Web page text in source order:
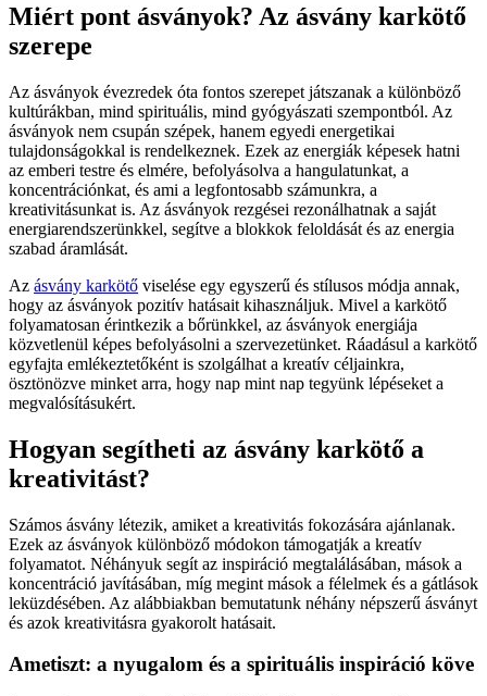
Miért pont ásványok? Az ásvány karkötő
szerepe
Az ásványok évezredek óta fontos szerepet játszanak a különböző
kultúrákban, mind spirituális, mind gyógyászati szempontból. Az
ásványok nem csupán szépek, hanem egyedi energetikai
tulajdonságokkal is rendelkeznek. Ezek az energiák képesek hatni
az emberi testre és elmére, befolyásolva a hangulatunkat, a
koncentrációnkat, és ami a legfontosabb számunkra, a
kreativitásunkat is. Az ásványok rezgései rezonálhatnak a saját
energiarendszerünkkel, segítve a blokkok feloldását és az energia
szabad áramlását.
Az ásvány karkötő viselése egy egyszerű és stílusos módja annak,
hogy az ásványok pozitív hatásait kihasználjuk. Mivel a karkötő
folyamatosan érintkezik a bőrünkkel, az ásványok energiája
közvetlenül képes befolyásolni a szervezetünket. Ráadásul a karkötő
egyfajta emlékeztetőként is szolgálhat a kreatív céljainkra,
ösztönözve minket arra, hogy nap mint nap tegyünk lépéseket a
megvalósításukért.
Hogyan segítheti az ásvány karkötő a
kreativitást?
Számos ásvány létezik, amiket a kreativitás fokozására ajánlanak.
Ezek az ásványok különböző módokon támogatják a kreatív
folyamatot. Néhányuk segít az inspiráció megtalálásában, mások a
koncentráció javításában, míg megint mások a félelmek és a gátlások
leküzdésében. Az alábbiakban bemutatunk néhány népszerű ásványt
és azok kreativitásra gyakorolt hatásait.
Ametiszt: a nyugalom és a spirituális inspiráció köve